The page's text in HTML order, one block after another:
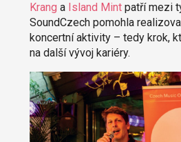
Krang a Island Mintpatří mezi
SoundCzech pomohla
koncertní aktivity – tedy krok,
na další vývoj kariéry.